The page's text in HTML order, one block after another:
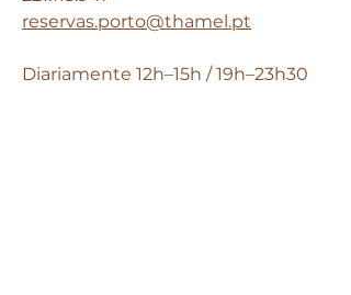
reservas.porto@thamel.pt
Diariamente 12h–15h / 19h–23h30